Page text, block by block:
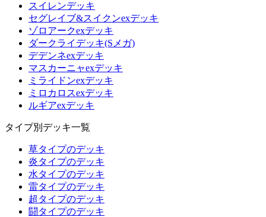
スイレンデッキ
セグレイブ&スイクンexデッキ
ゾロアークexデッキ
ダークライデッキ(Sメガ)
デデンネexデッキ
マスカーニャexデッキ
ミライドンexデッキ
ミロカロスexデッキ
ルギアexデッキ
タイプ別デッキ一覧
草タイプのデッキ
炎タイプのデッキ
水タイプのデッキ
雷タイプのデッキ
超タイプのデッキ
闘タイプのデッキ